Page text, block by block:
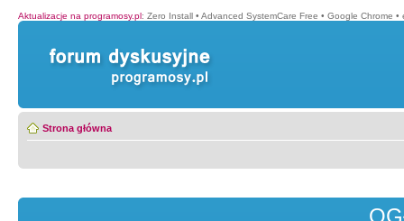
Aktualizacje na programosy.pl: Zero Install • Advanced SystemCare Free • Google Chrome •
Strona główna